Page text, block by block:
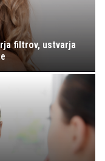
filtrov, ustvarja